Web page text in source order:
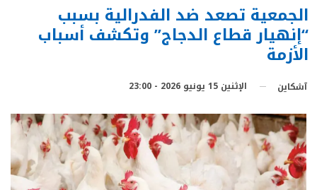
الجمعية تصعد ضد الفدرالية بسبب
“إنهيار قطاع الدجاج” وتكشف أسباب
الأزمة
آشكاين الإثنين 15 يونيو 2026 - 23:00